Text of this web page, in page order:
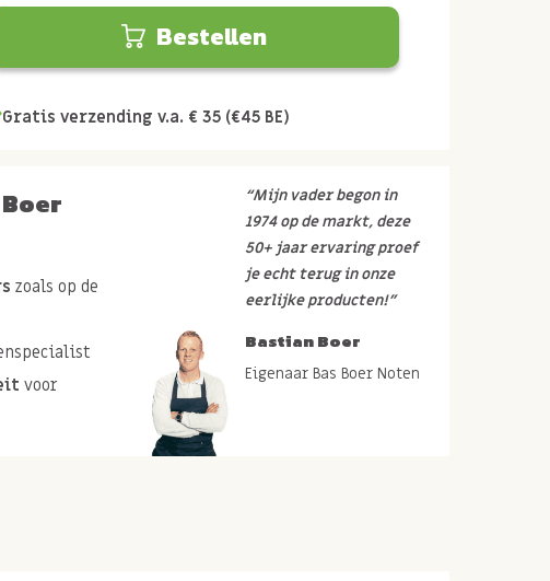
Bestellen
Gratis verzending v.a. € 35 (€45 BE)
zoals op de
voor
“Mijn vader begon in
1974 op de markt, deze
50+ jaar ervaring proef
je echt terug in onze
eerlijke producten!”
Bastian Boer
Eigenaar Bas Boer Noten